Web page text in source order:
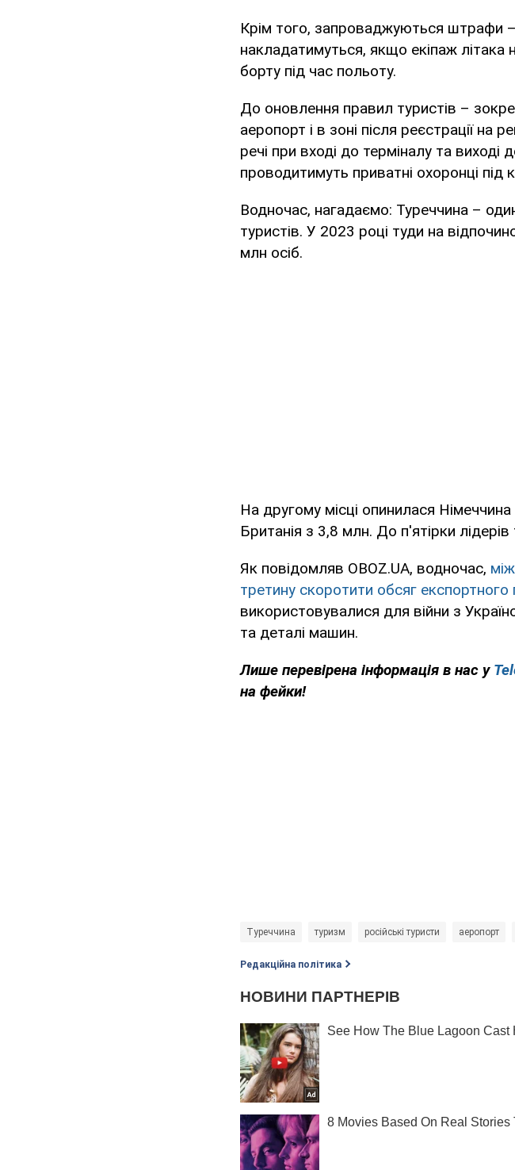
Крім того, запроваджуються штрафи
накладатимуться, якщо екіпаж
борту під час польоту.
До оновлення правил туристів –
аеропорт і в зоні після реєстрації на
речі при вході до терміналу та
проводитимуть приватні охоронці
Водночас, нагадаємо: Туреччина –
туристів. У 2023 році туди на
млн осіб.
На другому місці опинилася
Британія з 3,8 млн. До п'ятірки
Як повідомляв OBOZ.UA, водночас,
третину скоротити обсяг експортного
використовувалися для війни з
та деталі машин.
Лише перевірена інформація в нас у
на фейки!
Туреччина туризм російські туристи аеропорт
Редакційна політика